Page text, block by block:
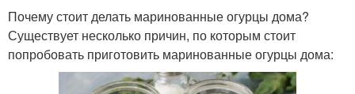
Почему стоит делать маринованные огурцы дома?
Существует несколько причин, по которым стоит
попробовать приготовить маринованные огурцы дома: